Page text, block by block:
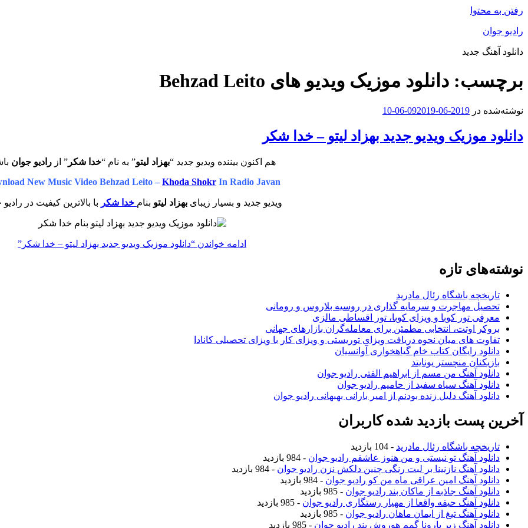
رفتن به محتوا
رادیو جوان
دانلود آهنگ جدید
برچسب: دانلود موزیک ویدیو های Behzad Leito
نوشته‌شده در 2019-06-09
2019-06-10
دانلود موزیک ویدیو جدید بهزاد لیتو – خدا شکر
هم اکنون بیننده ویدیو جدید “بهزاد لیتو” به نام “خدا شکر ” از رادیو جوان
New Music Video Behzad Leito – Khoda Shokr In Radio Javan
ویدیو جدید و بسیار زیبای بهزاد لیتو بنام خدا شکر با بالاترین کیفیت در
ادامه خواندن “دانلود موزیک ویدیو جدید بهزاد لیتو – خدا شکر”
نوشته‌های تازه
تاریخچه باشگاه رئال مادرید
تحصیل مهاجرت و سرمایه گذاری در روسیه بلاروس و رومانی
معرفی تور کوبا و ویزای کوبا، تور اقساطی مالزی
بروکر اوتت، انتخابی مطمئن برای معامله‌گران بازارهای جهانی
تفاوت های میان نحوه دریافت ویزای توریستی و ویزای کار با ویزای تحصیلی کانادا
دانلود رایگان کتاب خام گیاهخواری آوانسیان
بازیکنان منچستر یونایتد
دانلود آهنگ من مسم از ابراهیم الفتی رادیو جوان
دانلود آهنگ سیاه سفید از حامیم رادیو جوان
دانلود آهنگ دلیل زنده بودنم از امیر بارانی بهبهانی رادیو جوان
آخرین پست بازدید شده کاربران
تاریخچه باشگاه رئال مادرید - 104 بازدید
دانلود آهنگ تو نیستی و من هنوز عاشقم رادیو جوان - 984 بازدید
دانلود آهنگ نازنینا بر لبت رنگی چنین دلکش نزن رادیو جوان - 984 بازدید
دانلود آهنگ امین عراقی ماه من کو رادیو جوان - 984 بازدید
دانلود آهنگ جاذبه از ماکان بند رادیو جوان - 985 بازدید
دانلود آهنگ حیفه واقعا از مهیار رستگاری رادیو جوان - 985 بازدید
دانلود آهنگ تیغ از ایمان ماهان رادیو جوان - 985 بازدید
دانلود آهنگ زیر بارونا گمم هوروش بند رادیو جوان - 985 بازدید